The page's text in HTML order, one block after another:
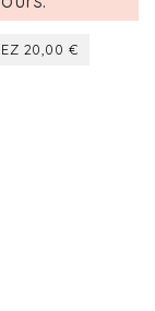
20,00 €